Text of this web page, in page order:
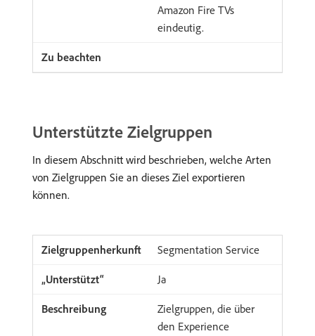
Amazon Fire TVs
eindeutig.
Unterstützte Zielgruppen
In diesem Abschnitt wird beschrieben, welche Arten
von Zielgruppen Sie an dieses Ziel exportieren
können.
Segmentation Service
Ja
Zielgruppen, die über
den Experience